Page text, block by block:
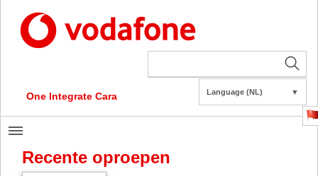
One Integrate Cara Language (NL) ▼
Recente oproepen